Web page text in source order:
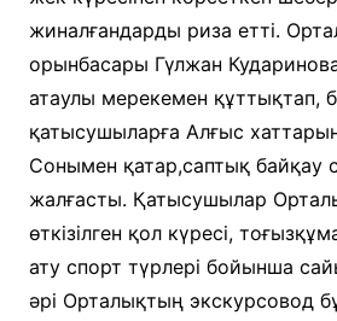
жиналғандарды риза етті.
орынбасары Гүлжан
атаулы мерекемен құттықтап,
қатысушыларға Алғыс
Сонымен қатар,саптық байқау
жалғасты. Қатысушылар
өткізілген қол күресі,
ату спорт түрлері бойынша
әрі Орталықтың экскурсовод